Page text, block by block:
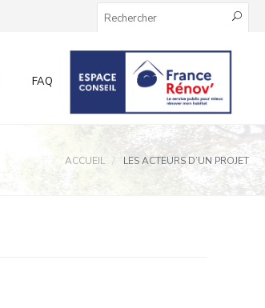
FAQ INFOS AUX PARTICULIERS
ACCUEIL LES ACTEURS D’UN PROJET